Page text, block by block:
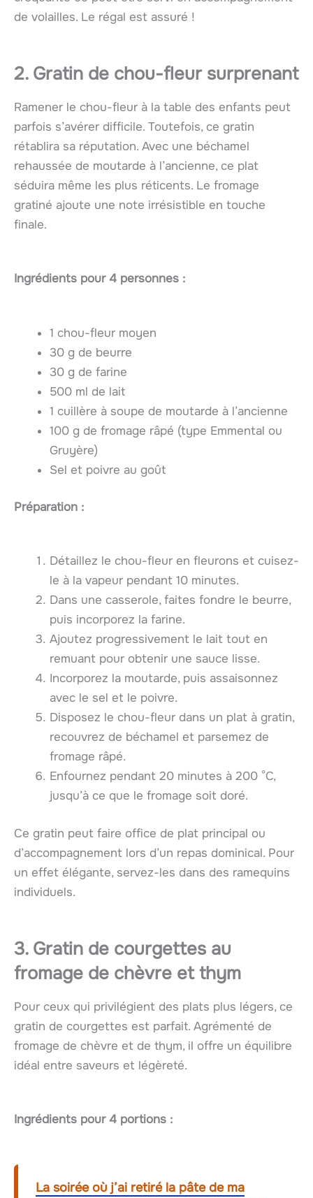
de volailles. Le régal est assuré !
2. Gratin de chou-fleur surprenant
Ramener le chou-fleur à la table des enfants peut
parfois s’avérer difficile. Toutefois, ce gratin
rétablira sa réputation. Avec une béchamel
rehaussée de moutarde à l’ancienne, ce plat
séduira même les plus réticents. Le fromage
gratiné ajoute une note irrésistible en touche
finale.
Ingrédients pour 4 personnes :
1 chou-fleur moyen
30 g de beurre
30 g de farine
500 ml de lait
1 cuillère à soupe de moutarde à l’ancienne
100 g de fromage râpé (type Emmental ou
Gruyère)
Sel et poivre au goût
Préparation :
Détaillez le chou-fleur en fleurons et cuisez-
le à la vapeur pendant 10 minutes.
Dans une casserole, faites fondre le beurre,
puis incorporez la farine.
Ajoutez progressivement le lait tout en
remuant pour obtenir une sauce lisse.
Incorporez la moutarde, puis assaisonnez
avec le sel et le poivre.
Disposez le chou-fleur dans un plat à gratin,
recouvrez de béchamel et parsemez de
fromage râpé.
Enfournez pendant 20 minutes à 200 °C,
jusqu’à ce que le fromage soit doré.
Ce gratin peut faire office de plat principal ou
d’accompagnement lors d’un repas dominical. Pour
un effet élégante, servez-les dans des ramequins
individuels.
3. Gratin de courgettes au
fromage de chèvre et thym
Pour ceux qui privilégient des plats plus légers, ce
gratin de courgettes est parfait. Agrémenté de
fromage de chèvre et de thym, il offre un équilibre
idéal entre saveurs et légèreté.
Ingrédients pour 4 portions :
La soirée où j’ai retiré la pâte de ma